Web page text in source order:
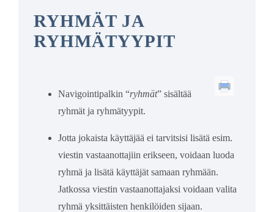
RYHMÄT JA
RYHMÄTYYPIT
Navigointipalkin “ryhmät” sisältää
ryhmät ja ryhmätyypit.
Jotta jokaista käyttäjää ei tarvitsisi lisätä esim.
viestin vastaanottajiin erikseen, voidaan luoda
ryhmä ja lisätä käyttäjät samaan ryhmään.
Jatkossa viestin vastaanottajaksi voidaan valita
ryhmä yksittäisten henkilöiden sijaan.